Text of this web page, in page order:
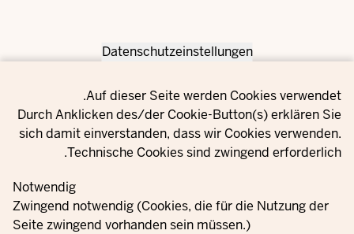
Privacy settings
Datenschutzeinstellungen
Auf dieser Seite werden Cookies verwendet.
Durch Anklicken des/der Cookie-Button(s) erklären Sie
sich damit einverstanden, dass wir Cookies verwenden.
Technische Cookies sind zwingend erforderlich.
Notwendig
Zwingend notwendig (Cookies, die für die Nutzung der
Seite zwingend vorhanden sein müssen.)